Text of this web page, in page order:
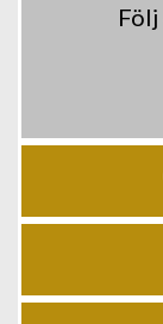
Följ